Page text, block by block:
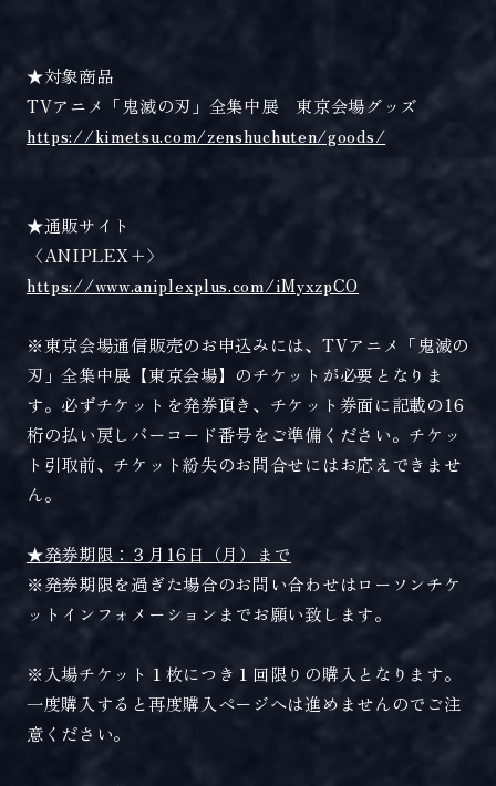
★対象商品
TVアニメ「鬼滅の刃」全集中展 東京会場グッズ
https://kimetsu.com/zenshuchuten/goods/
★通販サイト
〈ANIPLEX＋〉
https://www.aniplexplus.com/iMyxzpCO
※東京会場通信販売のお申込みには、TVアニメ「鬼滅の
刃」全集中展【東京会場】のチケットが必要となりま
す。必ずチケットを発券頂き、チケット券面に記載の16
桁の払い戻しバーコード番号をご準備ください。チケッ
ト引取前、チケット紛失のお問合せにはお応えできませ
ん。
★発券期限：３月16日（月）まで
※発券期限を過ぎた場合のお問い合わせはローソンチケ
ットインフォメーションまでお願い致します。
※入場チケット１枚につき１回限りの購入となります。
一度購入すると再度購入ページへは進めませんのでご注
意ください。